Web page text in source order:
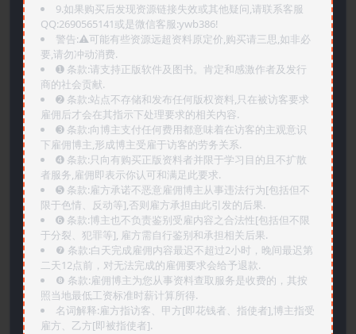
9.如果购买后发现资源链接失效或其他疑问,请联系客服
QQ:2690565141或是微信客服:ywb386!
警告:⚠️可能有些资源远超资料原定价,购买请三思,如非必
要,请勿冲动消费.
➊️ 条款:请支持正版软件及图书。肯定和感激作者及发行
商的社会贡献.
➋️ 条款:站点不存储和发布任何版权资料,只在被访客要求
雇佣后才会在其指示下处理要求的相关内容.
➌️ 条款:向博主支付任何费用都意味着在访客的主观意识
下雇佣博主,形成博主受雇于访客的劳务关系.
➍️ 条款:只向有购买正版资料者并限于学习目的且不扩散
者服务,雇佣即表示你认可和满足此要求.
➎ 条款:雇方承诺不恶意雇佣博主从事违法行为[包括但不
限于色情、反动等],否则雇方承担由此引发的后果.
➏️ 条款:博主也不负责鉴别受雇内容之合法性[包括但不限
于分裂、犯罪等], 雇方需自行鉴别和承担相关后果.
❼ 条款:白天完成雇佣内容最迟不超过2小时，晚间最迟第
二天12点前，对无法完成的雇佣要求会给予退款.
❽ 条款:雇佣博主为您从事资料查取服务是收费的，其按
照当地最低工资标准时薪计算所得.
名词解释:雇方指访客、甲方[即花钱者、指使者],博主指受
雇方、乙方[即被指使者].